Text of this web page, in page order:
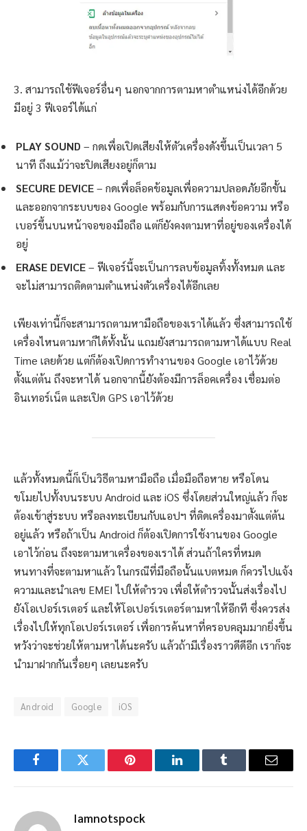
3. สามารถใช้ฟีเจอร์อื่นๆ นอกจากการตามหาตำแหน่งได้อีกด้วย
มีอยู่ 3 ฟีเจอร์ได้แก่
PLAY SOUND – กดเพื่อเปิดเสียงให้ตัวเครื่องดังขึ้นเป็นเวลา 5
นาที ถึงแม้ว่าจะปิดเสียงอยู่ก็ตาม
SECURE DEVICE– กดเพื่อล็อคข้อมูลเพื่อความปลอดภัยอีกขั้น
และออกจากระบบของ Google พร้อมกับการแสดงข้อความ หรือ
เบอร์ขึ้นบนหน้าจอของมือถือ แต่ก็ยังคงตามหาที่อยู่ของเครื่องได้
อยู่
ERASE DEVICE– ฟีเจอร์นี้จะเป็นการลบข้อมูลทิ้งทั้งหมด และ
จะไม่สามารถติดตามตำแหน่งตัวเครื่องได้อีกเลย
เพียงเท่านี้ก็จะสามารถตามหามือถือของเราได้แล้ว ซึ่งสามารถใช้
เครื่องไหนตามหาก็ได้ทั้งนั้น แถมยังสามารถตามหาได้แบบ Real
Time เลยด้วย แต่ก็ต้องเปิดการทำงานของ Google เอาไว้ด้วย
ตั้งแต่ต้น ถึงจะหาได้ นอกจากนี้ยังต้องมีการล็อคเครื่อง เชื่อมต่อ
อินเทอร์เน็ต และเปิด GPS เอาไว้ด้วย
แล้วทั้งหมดนี้ก็เป็นวิธีตามหามือถือ เมื่อมือถือหาย หรือโดน
ขโมยไปทั้งบนระบบ Android และ iOS ซึ่งโดยส่วนใหญ่แล้ว ก็จะ
ต้องเข้าสู่ระบบ หรือลงทะเบียนกับแอปฯ ที่ติดเครื่องมาตั้งแต่ต้น
อยู่แล้ว หรือถ้าเป็น Android ก็ต้องเปิดการใช้งานของ Google
เอาไว้ก่อน ถึงจะตามหาเครื่องของเราได้ ส่วนถ้าใครที่หมด
หนทางที่จะตามหาแล้ว ในกรณีที่มือถือนั้นแบตหมด ก็ควรไปแจ้ง
ความและนำเลข EMEI ไปให้ตำรวจ เพื่อให้ตำรวจนั้นส่งเรื่องไป
ยังโอเปอร์เรเตอร์ และให้โอเปอร์เรเตอร์ตามหาให้อีกที ซึ่งควรส่ง
เรื่องไปให้ทุกโอเปอร์เรเตอร์ เพื่อการค้นหาที่ครอบคลุมมากยิ่งขึ้น
หวังว่าจะช่วยให้ตามหาได้นะครับ แล้วถ้ามีเรื่องราวดีดีอีก เราก็จะ
นำมาฝากกันเรื่อยๆ เลยนะครับ
Android Google iOS
FacebookTwitter Pinterest LinkedInTumblr Email
Iamnotspock